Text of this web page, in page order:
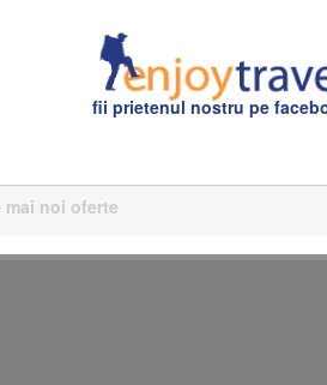
fii prietenul nostru pe
noi oferte